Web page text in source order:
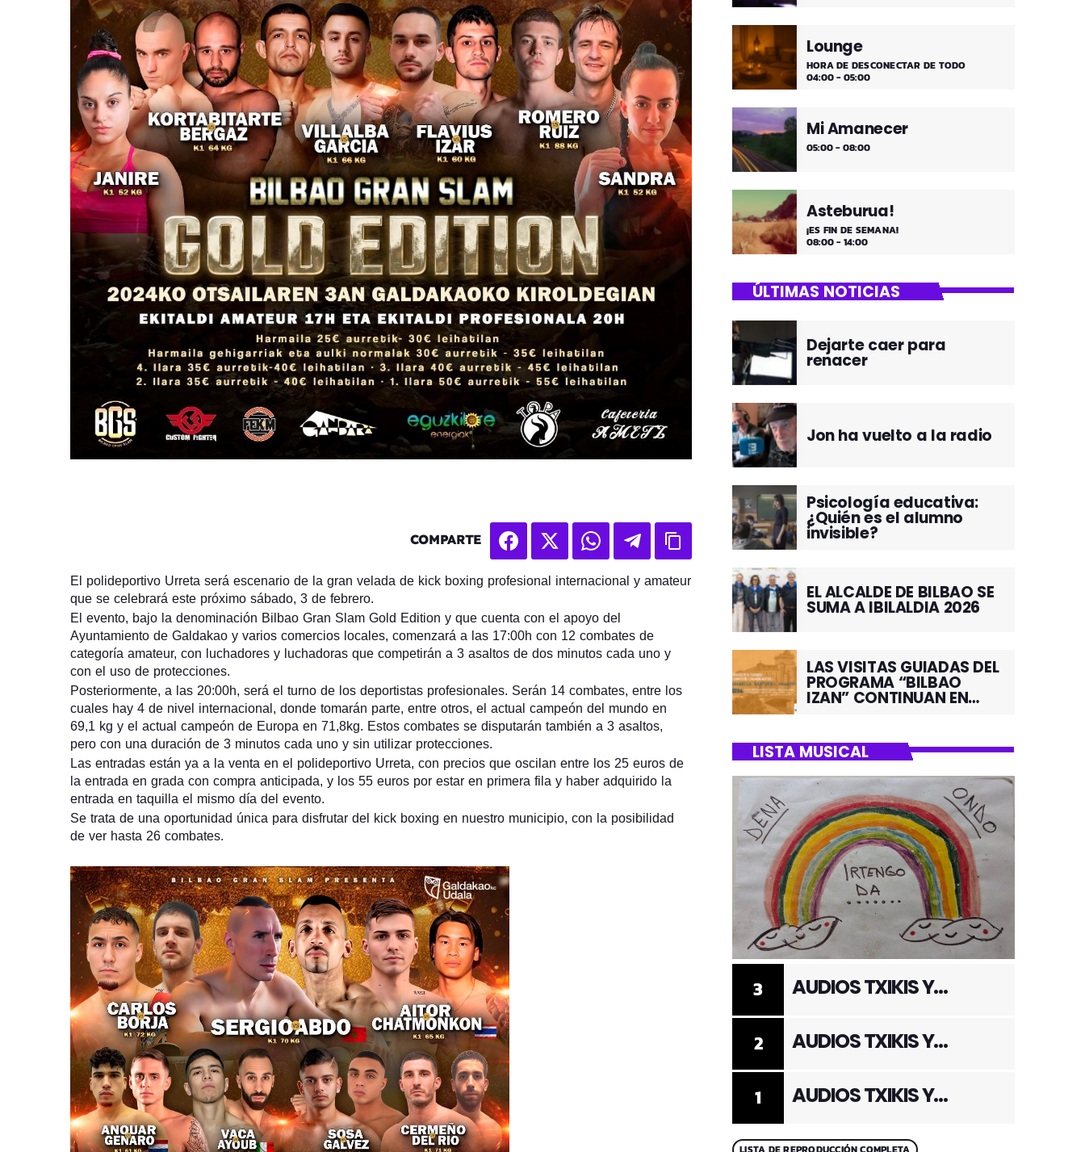
COMPARTE
El polideportivo Urreta será escenario de la gran velada de kick boxing profesional internacional y amateur
que se celebrará este próximo sábado, 3 de febrero.
El evento, bajo la denominación Bilbao Gran Slam Gold Edition y que cuenta con el apoyo del
Ayuntamiento de Galdakao y varios comercios locales, comenzará a las 17:00h con 12 combates de
categoría amateur, con luchadores y luchadoras que competirán a 3 asaltos de dos minutos cada uno y
con el uso de protecciones.
Posteriormente, a las 20:00h, será el turno de los deportistas profesionales. Serán 14 combates, entre los
cuales hay 4 de nivel internacional, donde tomarán parte, entre otros, el actual campeón del mundo en
69,1 kg y el actual campeón de Europa en 71,8kg. Estos combates se disputarán también a 3 asaltos,
pero con una duración de 3 minutos cada uno y sin utilizar protecciones.
Las entradas están ya a la venta en el polideportivo Urreta, con precios que oscilan entre los 25 euros de
la entrada en grada con compra anticipada, y los 55 euros por estar en primera fila y haber adquirido la
entrada en taquilla el mismo día del evento.
Se trata de una oportunidad única para disfrutar del kick boxing en nuestro municipio, con la posibilidad
de ver hasta 26 combates.
Lounge
HORA DE DESCONECTAR DE TODO
04:00 - 05:00
Mi Amanecer
05:00 - 08:00
Asteburua!
¡ES FIN DE SEMANA!
08:00 - 14:00
ÚLTIMAS NOTICIAS
Dejarte caer para
renacer
Jon ha vuelto a la radio
Psicología educativa:
¿Quién es el alumno
invisible?
EL ALCALDE DE BILBAO SE
SUMA A IBILALDIA 2026
LAS VISITAS GUIADAS DEL
PROGRAMA “BILBAO
IZAN” CONTINUAN EN
LISTA MUSICAL
1 AUDIOS TXIKIS Y
2 AUDIOS TXIKIS Y
3 AUDIOS TXIKIS Y